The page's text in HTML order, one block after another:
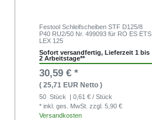
Festool Schleifscheiben STF D125/8
P40 RU2/50 Nr. 499093 für RO ES ETS
LEX 125
Sofort versandfertig, Lieferzeit 1 bis
2 Arbeitstage**
30,59 € *
( 25,71 EUR Netto )
50 Stück
| 0,61 € / Stück
* inkl. ges. MwSt.zzgl. 5,90 €
Versandkosten